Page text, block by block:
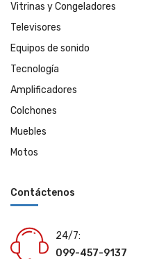
Vitrinas y Congeladores
Televisores
Equipos de sonido
Tecnología
Amplificadores
Colchones
Muebles
Motos
Contáctenos
24/7:
099-457-9137